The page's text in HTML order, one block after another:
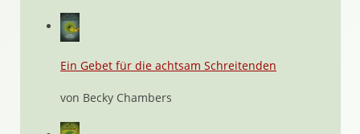
Ein Gebet für die achtsam Schreitenden
von Becky Chambers